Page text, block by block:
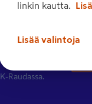
Raudassa.
linkin kautta.
Lisää valintoja